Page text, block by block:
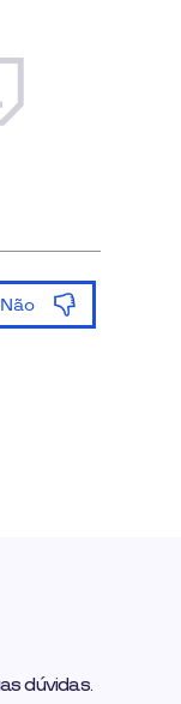
dúvidas.